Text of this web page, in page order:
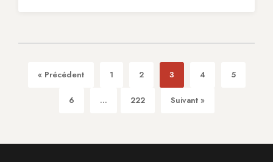
« Précédent 1 2 3 4 5
6 ... 222 Suivant »